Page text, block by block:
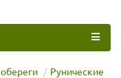
Рунические